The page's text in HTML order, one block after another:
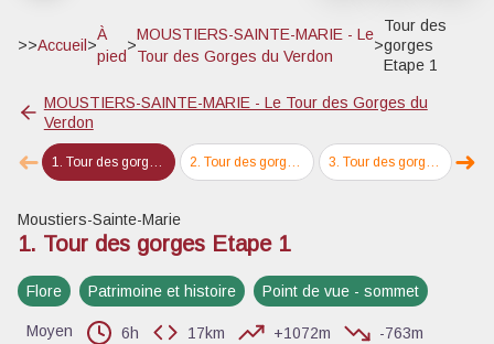
>>Accueil >
À
pied
>
MOUSTIERS-SAINTE-MARIE - Le
Tour des Gorges du Verdon
>
Tour des
gorges
Etape 1
MOUSTIERS-SAINTE-MARIE - Le Tour des Gorges du
Verdon
➜Étape précédente
1. Tour des gorges Etape 1 2.Tour des gorges Etape 2 3. Tour des gorges Etape 3 4.
➜
Moustiers-Sainte-Marie
1. Tour des gorges Etape 1
Flore Patrimoine et histoire Point de vue - sommet
Moyen 6h 17km +1072m
-763m